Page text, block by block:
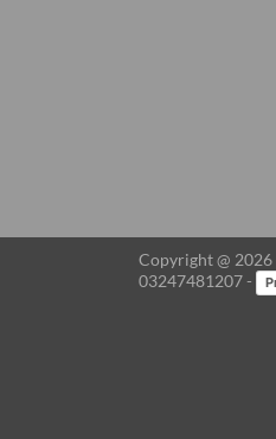
Copyright @ 2026
03247481207 -